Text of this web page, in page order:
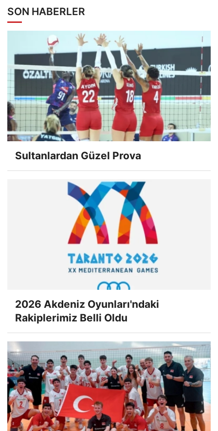
SON HABERLER
Sultanlardan Güzel Prova
2026 Akdeniz Oyunları'ndaki
Rakiplerimiz Belli Oldu